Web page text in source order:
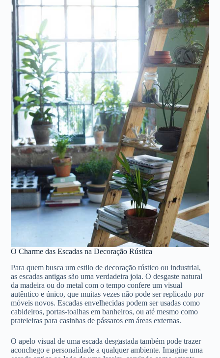
O Charme das Escadas na Decoração Rústica
Para quem busca um estilo de decoração rústico ou industrial,
as escadas antigas são uma verdadeira joia. O desgaste natural
da madeira ou do metal com o tempo confere um visual
autêntico e único, que muitas vezes não pode ser replicado por
móveis novos. Escadas envelhecidas podem ser usadas como
cabideiros, portas-toalhas em banheiros, ou até mesmo como
prateleiras para casinhas de pássaros em áreas externas.
O apelo visual de uma escada desgastada também pode trazer
aconchego e personalidade a qualquer ambiente. Imagine uma